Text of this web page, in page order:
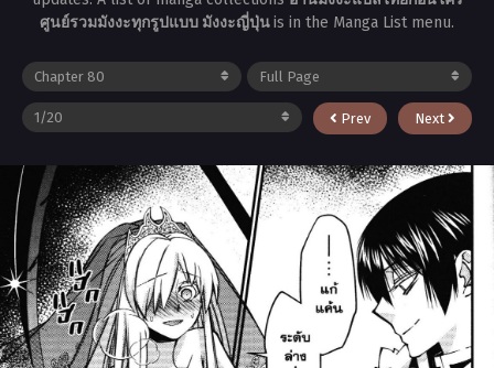
ศูนย์รวมมังงะทุกรูปแบบ มังงะญี่ปุ่นis in the Manga List menu.
Prev Next